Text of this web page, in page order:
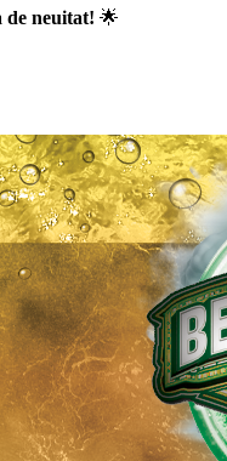
de neuitat! 🌟